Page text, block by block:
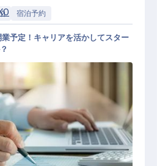
宿泊予約
スエージェント
業予定！キャリアを活かしてスター